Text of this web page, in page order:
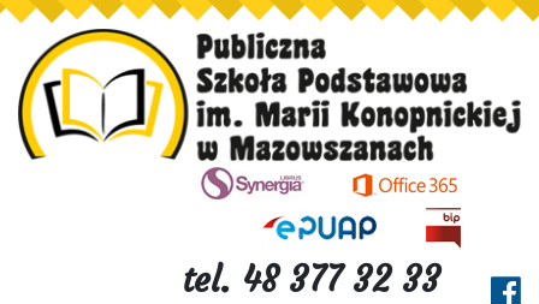
tel. 48 377 32 33